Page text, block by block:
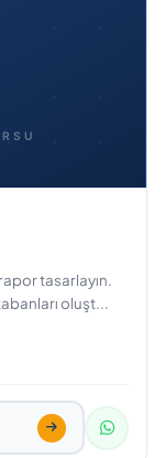
tasarlayın.
oluşt...